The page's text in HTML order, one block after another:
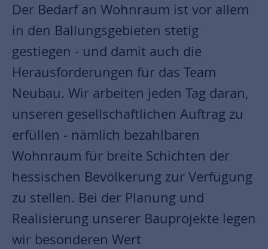
Der Bedarf an Wohnraum ist vor allem
in den Ballungsgebieten stetig
gestiegen - und damit auch die
Herausforderungen für das Team
Neubau. Wir arbeiten jeden Tag daran,
unseren gesellschaftlichen Auftrag zu
erfüllen - nämlich bezahlbaren
Wohnraum für breite Schichten der
hessischen Bevölkerung zur Verfügung
zu stellen. Bei der Planung und
Realisierung unserer Bauprojekte legen
wir besonderen Wert